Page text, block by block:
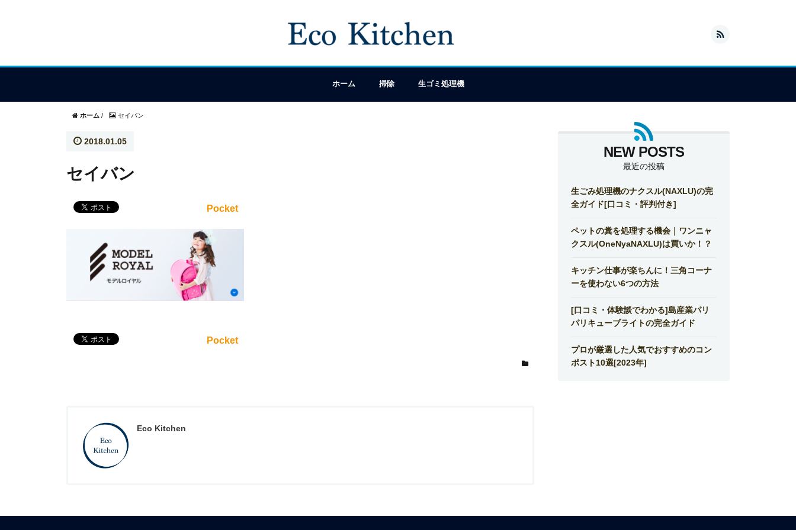
ホーム 掃除 生ゴミ処理機
ホーム / セイバン
2018.01.05
セイバン
Pocket
Pocket
Eco Kitchen
最近の投稿
生ごみ処理機のナクスル(NAXLU)の完
全ガイド[口コミ・評判付き]
ペットの糞を処理する機会｜ワンニャ
クスル(OneNyaNAXLU)は買いか！？
キッチン仕事が楽ちんに！三角コーナ
ーを使わない6つの方法
[口コミ・体験談でわかる]島産業パリ
パリキューブライトの完全ガイド
プロが厳選した人気でおすすめのコン
ポスト10選[2023年]